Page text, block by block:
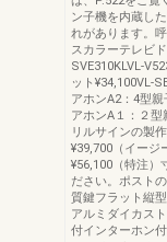
ン子機を内蔵し
れがあります
スカラーテレビ
SVE310KLVL-
ット¥34,100VL-
アホンA2：4型
アホンA１：２
リルサインの製
¥39,700（イージ
¥56,100（特注）
ださい。ポスト
質鍵フラット縦
アルミダイカス
付インターホン